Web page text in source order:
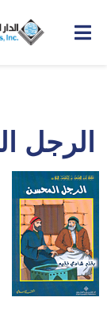
الرجل